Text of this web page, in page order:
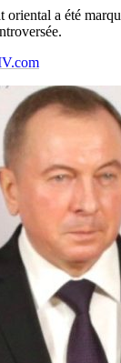
oriental a été